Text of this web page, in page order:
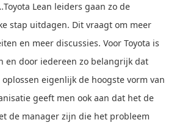
Lean leiders gaan zo de
stap uitdagen. Dit vraagt om meer
en meer discussies. Voor Toyota is
en door iedereen zo belangrijk dat
eigenlijk de hoogste vorm van
geeft men ook aan dat het de
de manager zijn die het probleem